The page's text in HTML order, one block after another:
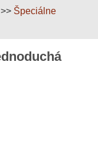
a rekonštrukcia
a trávnik
>> Špeciálne